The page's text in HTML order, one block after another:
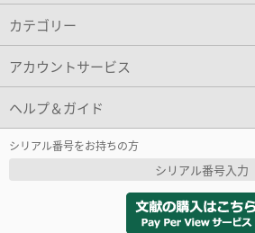
カテゴリー
アカウントサービス
ヘルプ＆ガイド
シリアル番号をお持ちの方
シリアル番号入力